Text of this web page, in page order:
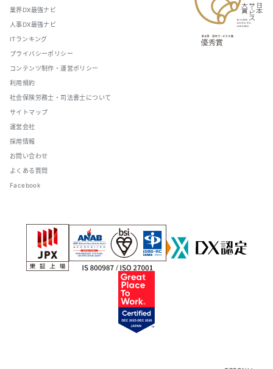
業界DX最強ナビ
人事DX最強ナビ
ITランキング
プライバシーポリシー
コンテンツ制作・運営ポリシー
利用規約
社会保険労務士・司法書士について
サイトマップ
運営会社
採用情報
お問い合わせ
よくある質問
Facebook